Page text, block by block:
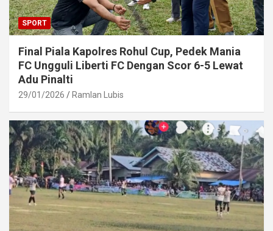
SPORT
Final Piala Kapolres Rohul Cup, Pedek Mania
FC Ungguli Liberti FC Dengan Scor 6-5 Lewat
Adu Pinalti
29/01/2026 Ramlan Lubis